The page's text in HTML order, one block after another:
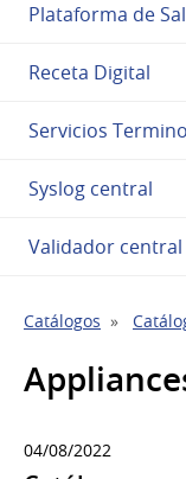
Plataforma de
Receta Digital
Servicios
Syslog central
Validador central
Catálogos
04/08/2022